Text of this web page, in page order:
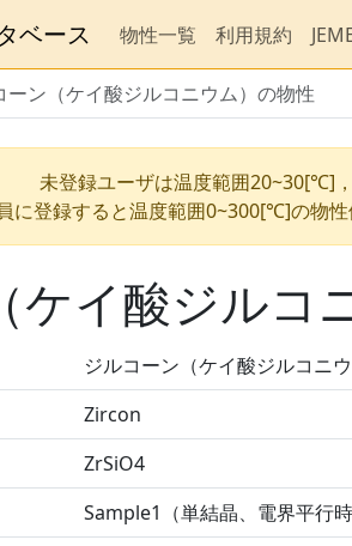
ベース 物性一覧 利用規約
ーン（ケイ酸ジルコニウム）の物性
未登録ユーザは温度範囲20~30[℃]
に登録すると温度範囲0~300[℃]の物
ケイ酸ジルコ
ジルコーン（ケイ酸ジルコニウ
Zircon
ZrSiO4
Sample1（単結晶、電界平行時